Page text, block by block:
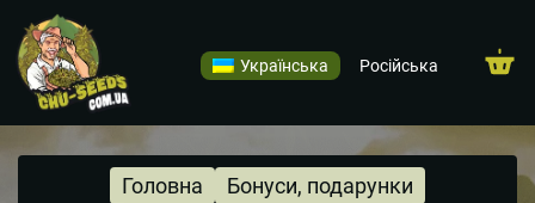
Українська Російська
Головна
Бонуси, подарунки